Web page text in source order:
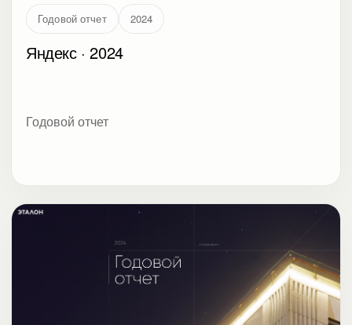
Годовой отчет 2024
Яндекс · 2024
Годовой отчет